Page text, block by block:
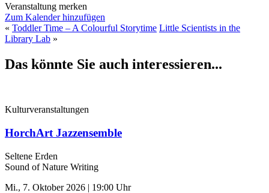
Veranstaltung merken
Zum Kalender hinzufügen
« Toddler Time – A Colourful Storytime Little Scientists in the
Library Lab »
Das könnte Sie auch interessieren...
Kulturveranstaltungen
HorchArt Jazzensemble
Seltene Erden
Sound of Nature Writing
Mi., 7. Oktober 2026 | 19:00 Uhr